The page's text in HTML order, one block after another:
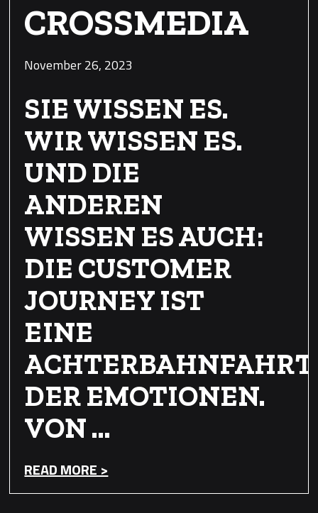
CROSSMEDIA
November 26, 2023
SIE WISSEN ES.
WIR WISSEN ES.
UND DIE
ANDEREN
WISSEN ES AUCH:
DIE CUSTOMER
JOURNEY IST
EINE
ACHTERBAHNFAHRT
DER EMOTIONEN.
VON …
READ MORE >